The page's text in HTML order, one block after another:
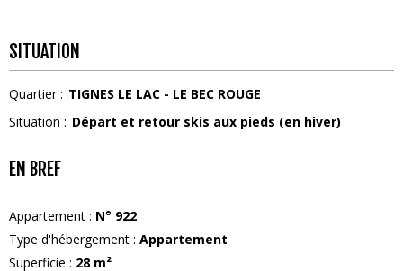
SITUATION
Quartier : TIGNES LE LAC - LE BEC ROUGE
Situation : Départ et retour skis aux pieds (en hiver)
EN BREF
Appartement : N° 922
Type d'hébergement : Appartement
Superficie : 28 m²